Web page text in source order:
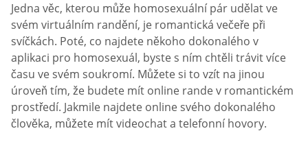
Jedna věc, kterou může homosexuální pár udělat ve
svém virtuálním randění, je romantická večeře při
svíčkách. Poté, co najdete někoho dokonalého v
aplikaci pro homosexuál, byste s ním chtěli trávit více
času ve svém soukromí. Můžete si to vzít na jinou
úroveň tím, že budete mít online rande v romantickém
prostředí. Jakmile najdete online svého dokonalého
člověka, můžete mít videochat a telefonní hovory.